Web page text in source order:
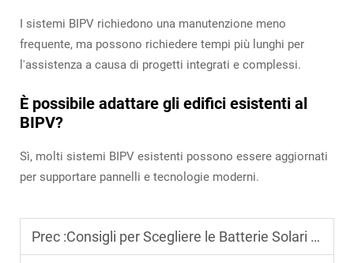
I sistemi BIPV richiedono una manutenzione meno
frequente, ma possono richiedere tempi più lunghi per
l'assistenza a causa di progetti integrati e complessi.
È possibile adattare gli edifici esistenti al
BIPV?
Sì, molti sistemi BIPV esistenti possono essere aggiornati
per supportare pannelli e tecnologie moderni.
Prec :Consigli per Scegliere le Batterie Solari per l'Accumulo di Energia